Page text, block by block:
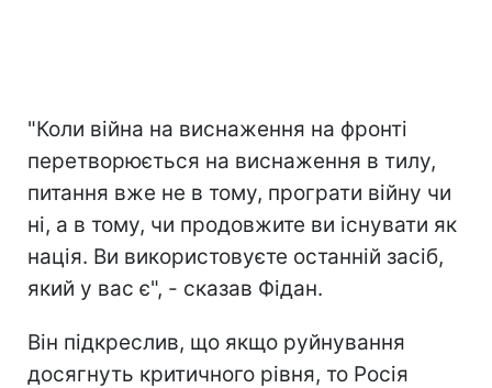
"Коли війна на виснаження на фронті
перетворюється на виснаження в тилу,
питання вже не в тому, програти війну чи
ні, а в тому, чи продовжите ви існувати як
нація. Ви використовуєте останній засіб,
який у вас є", - сказав Фідан.
Він підкреслив, що якщо руйнування
досягнуть критичного рівня, то Росія